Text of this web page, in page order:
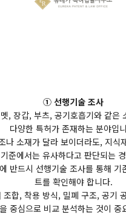
① 선행기술 조사
, 장갑, 부츠, 공기호흡기와 같은
다양한 특허가 존재하는 분야입
나 소재가 달라 보이더라도, 지식
준에서는 유사하다고 판단되는
반드시 선행기술 조사를 통해 기
트를 확인해야 합니다.
조합, 착용 방식, 밀폐 구조, 공기
중심으로 비교 분석하는 것이 중